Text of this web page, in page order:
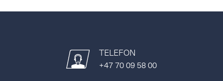
TELEFON
+47 70 09 58 00